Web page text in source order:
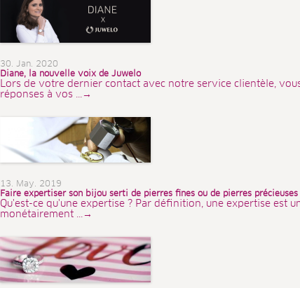
30. Jan. 2020
Diane, la nouvelle voix de Juwelo
Lors de votre dernier contact avec notre service clientèle,
réponses à vos ...→
13. May. 2019
Faire expertiser son bijou serti de pierres fines ou de pierres précieuses
Qu'est-ce qu'une expertise ? Par définition, une expertise est
monétairement ...→